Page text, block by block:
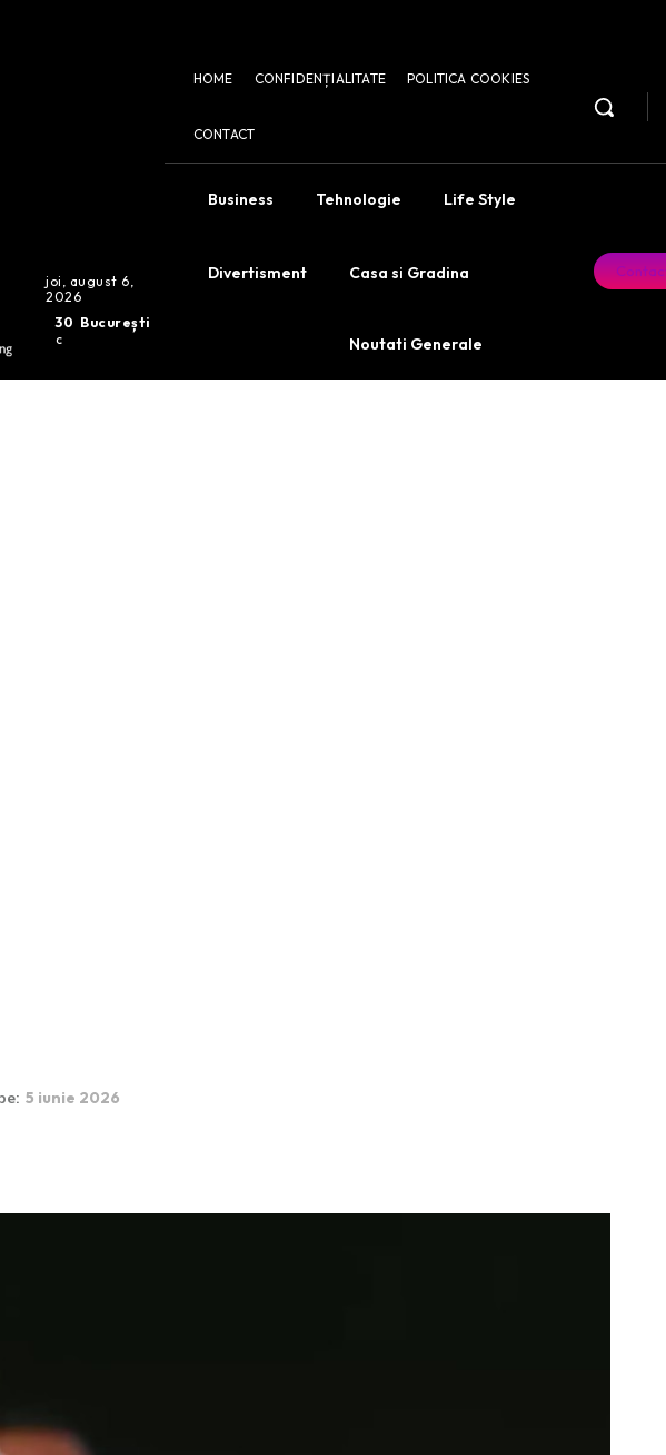
joi, august 6,
2026
30
C
București
HOME CONFIDENȚIALITATE POLITICA COOKIES
CONTACT
Business Tehnologie Life Style
Divertisment Casa si Gradina
Noutati Generale
5 iunie 2026